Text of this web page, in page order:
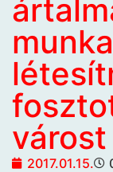
2017.01.15.